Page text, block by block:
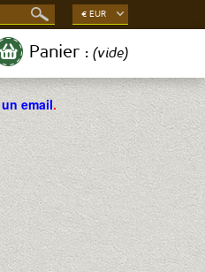
€ EUR
Panier : (vide)
email.